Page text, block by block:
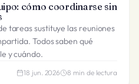
cómo coordinarse sin
tareas sustituye las reuniones
Todos saben qué
y cuándo.
18 jun. 2026 8 min de lectura